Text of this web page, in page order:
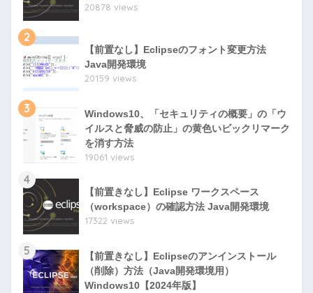
20878 views
2
【前置なし】Eclipseのフォント変更方法
Java開発環境
20159 views
3
Windows10、「セキュリティの概要」の「ウ
イルスと脅威の防止」の黄色いビックリマーク
を消す方法
19061 views
4
【前置きなし】Eclipse ワークスペース
（workspace）の確認方法 Java開発環境
17322 views
5
【前置きなし】Eclipseのアンインストール
（削除）方法（Java開発環境用）
Windows10【2024年版】